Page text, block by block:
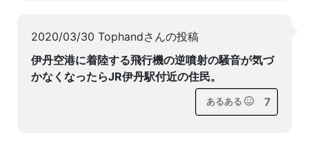
2020/03/30 Tophandさんの投稿
伊丹空港に着陸する飛行機の逆噴射の騒音が気づ
かなくなったらJR伊丹駅付近の住民。
あるある 7